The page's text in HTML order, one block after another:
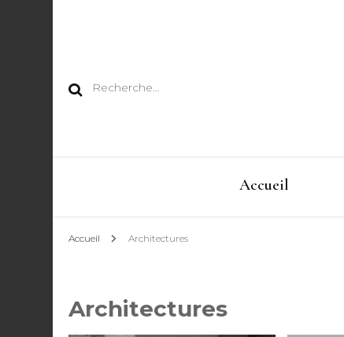
Rechercher :
Accueil
Accueil Architectures
Architectures